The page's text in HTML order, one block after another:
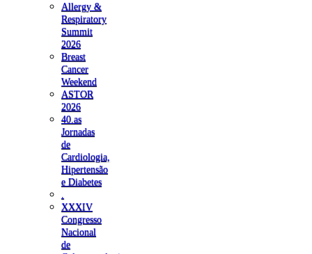
Allergy &
Respiratory
Summit
2026
Breast
Cancer
Weekend
ASTOR
2026
40.as
Jornadas
de
Cardiologia,
Hipertensão
e Diabetes
XXXIV
Congresso
Nacional
de